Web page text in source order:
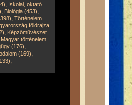
, Iskolai, oktató
, Biológia (453),
, Történelem
földrajza
, Képzőművészet
Magyar történelem
(176),
(169),
,